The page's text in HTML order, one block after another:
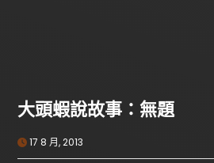
大頭蝦說故事：無題
17 8 月, 2013